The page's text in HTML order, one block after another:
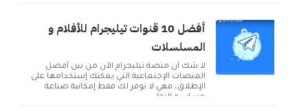
أفضل 10 قنوات تيليجرام للأفلام و
المسلسلات
لا شك أن منصة تيليجرام الآن من بين أفضل
المنصات الإجتماعية التي يمكنك إستخدامها على
الإطلاق، فهي لا توفر لك فقط إمكانية صناعة
حساب و التوا...